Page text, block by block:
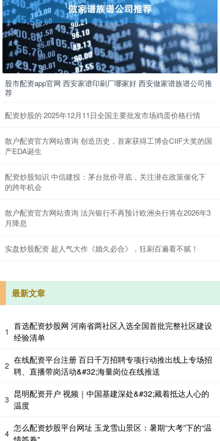
股市配资app官网 西安家谱印刷厂哪家好 西安做家谱族谱公司推
荐
配资炒股的 2025年12月11日全国主要批发市场鸡蛋价格行情
散户配资官方网站查询 创造历史，首家获得工博会CIIF大奖的国
产EDA诞生
配资炒股知识 中信建投：茅台批价寻底，关注潜在政策催化下
的跨年机会
散户配资官方网站查询 法兴银行不再预计欧洲央行将在2026年3
月降息
实盘炒股配资 超人气大作《婚久必合》，狂刷百遍看不腻！
最新文章
1
首选配资炒股网 河南省两社区入选全国首批完整社区建设
经验清单
2
在线配资平台注册 百日千万招聘专项行动推出线上专场招
聘、直播带岗活动&#32;海量岗位在线推送
3
昆明配资开户 视频｜中国基建深处&#32;藏着抵达人心的
温度
4
怎么配资炒股平台网址 玉龙雪山景区：暑期“大考”下的“温